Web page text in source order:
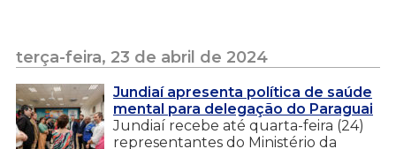
terça-feira, 23 de abril de 2024
Jundiaí apresenta política de saúde
mental para delegação do Paraguai
Jundiaí recebe até quarta-feira (24)
representantes do Ministério da